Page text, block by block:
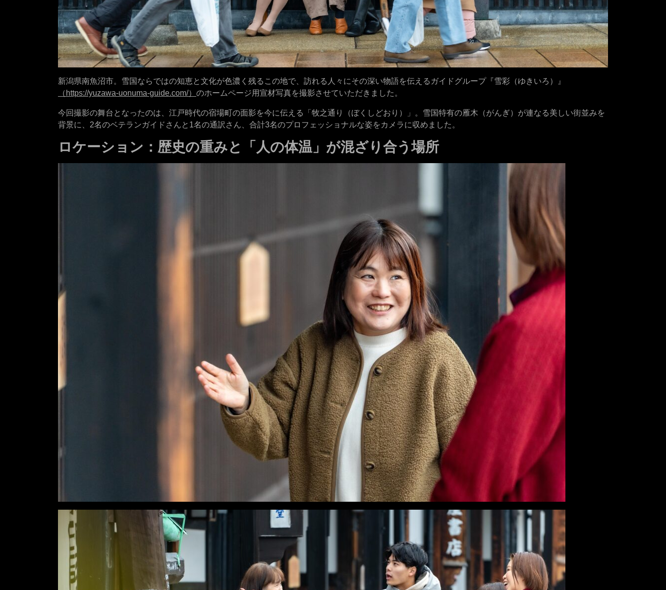
新潟県南魚沼市。雪国ならではの知恵と文化が色濃く残るこの地で、訪れる人々にその深い物語を伝えるガイドグループ『雪彩（ゆきいろ）』
（https://yuzawa-uonuma-guide.com/） のホームページ用宣材写真を撮影させていただきました。
今回撮影の舞台となったのは、江戸時代の宿場町の面影を今に伝える「牧之通り（ぼくしどおり）」。雪国特有の雁木（がんぎ）が連なる美しい街並みを
背景に、2名のベテランガイドさんと1名の通訳さん、合計3名のプロフェッショナルな姿をカメラに収めました。
ロケーション：歴史の重みと「人の体温」が混ざり合う場所